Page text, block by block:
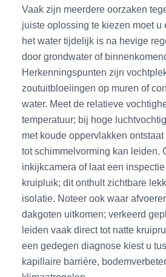
Vaak zijn meerdere oorzaken
juiste oplossing te kiezen moet u
het water tijdelijk is na hevige
door grondwater of
Herkenningspunten zijn
zoutuitbloeiingen op muren of
water. Meet de relatieve
temperatuur; bij hoge
met koude oppervlakken
tot schimmelvorming kan leiden.
inkijkcamera of laat een
kruipluik; dit onthult zichtbare
isolatie. Noteer ook waar
dakgoten uitkomen; verkeerd
leiden vaak direct tot natte
een gedegen diagnose kiest u
kapillaire barrière,